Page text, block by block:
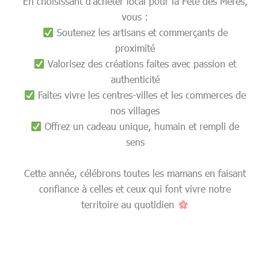
vous :
Soutenez les artisans et commerçants de
proximité
Valorisez des créations faites avec passion et
authenticité
Faites vivre les centres-villes et les commerces de
nos villages
Offrez un cadeau unique, humain et rempli de
sens
Cette année, célébrons toutes les mamans en faisant
confiance à celles et ceux qui font vivre notre
territoire au quotidien